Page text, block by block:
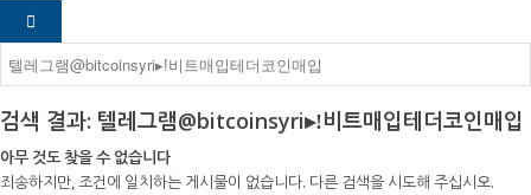
검색 결과: 텔레그램@bitcoinsyri▸ǃ비트매입테더코인매입
아무 것도 찾을 수 없습니다
죄송하지만, 조건에 일치하는 게시물이 없습니다. 다른 검색을 시도해 주십시오.